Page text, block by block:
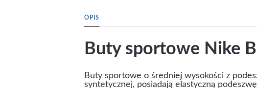
OPIS
Buty sportowe Nike
Buty sportowe o średniej wysokości z
syntetycznej, posiadają elastyczną